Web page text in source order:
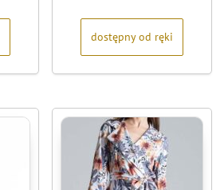
dostępny od ręki